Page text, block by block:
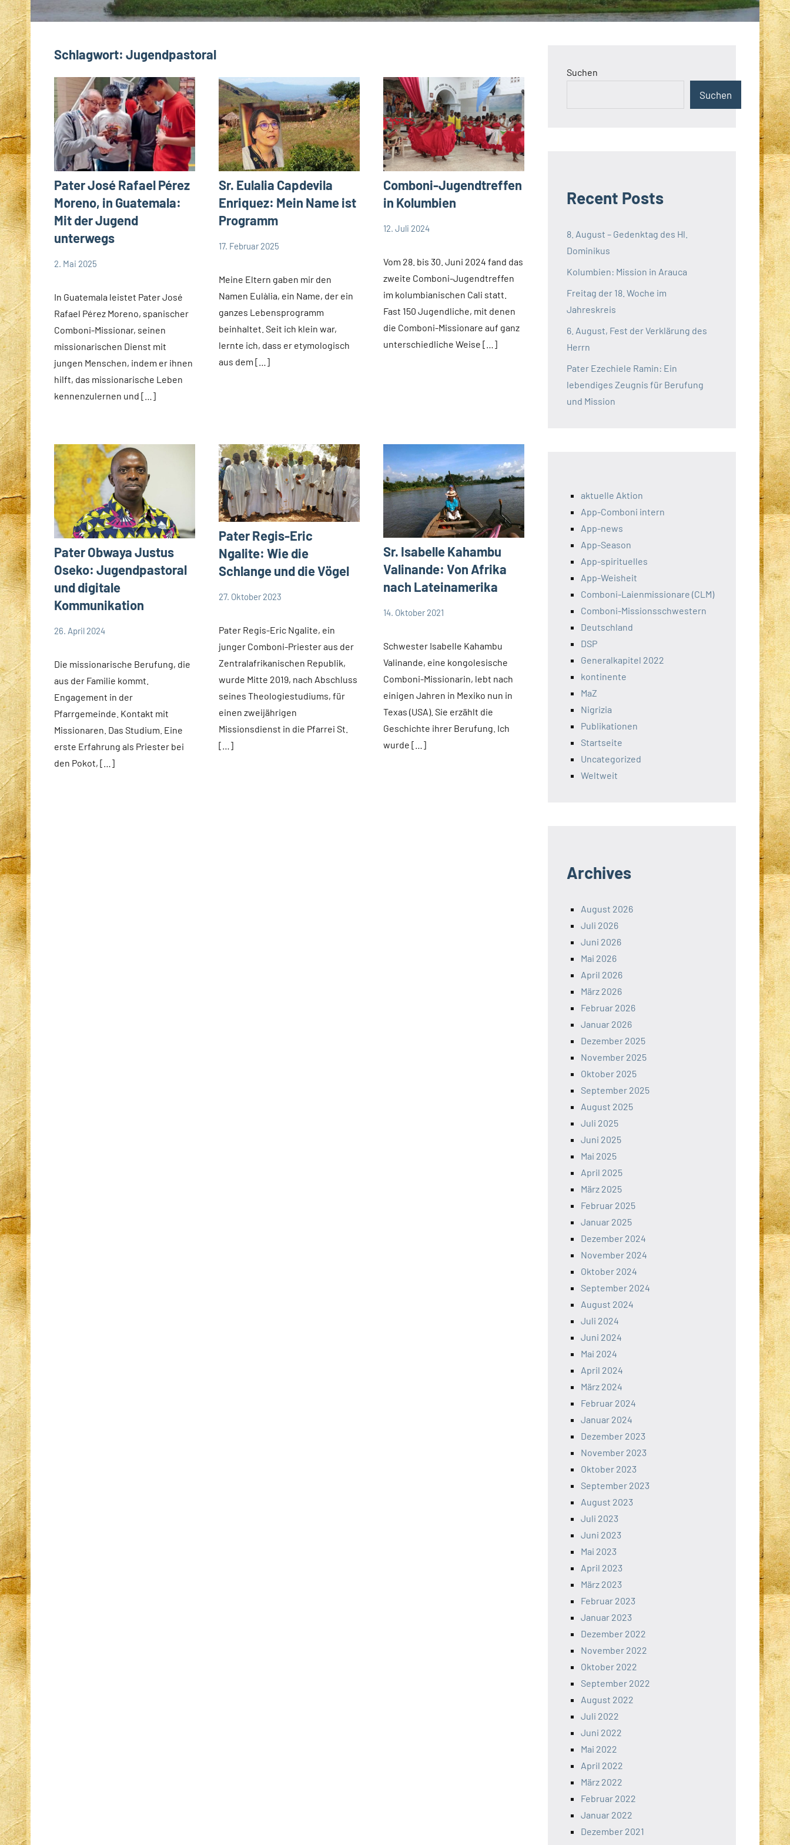
Schlagwort: Jugendpastoral
Pater José Rafael Pérez
Moreno, in Guatemala:
Mit der Jugend
unterwegs
2. Mai 2025
In Guatemala leistet Pater José
Rafael Pérez Moreno, spanischer
Comboni-Missionar, seinen
missionarischen Dienst mit
jungen Menschen, indem er ihnen
hilft, das missionarische Leben
kennenzulernen und […]
Sr. Eulalia Capdevila
Enriquez: Mein Name ist
Programm
17. Februar 2025
Meine Eltern gaben mir den
Namen Eulàlia, ein Name, der ein
ganzes Lebensprogramm
beinhaltet. Seit ich klein war,
lernte ich, dass er etymologisch
aus dem […]
Comboni-Jugendtreffen
in Kolumbien
12. Juli 2024
Vom 28. bis 30. Juni 2024 fand das
zweite Comboni-Jugendtreffen
im kolumbianischen Cali statt.
Fast 150 Jugendliche, mit denen
die Comboni-Missionare auf ganz
unterschiedliche Weise […]
Pater Obwaya Justus
Oseko: Jugendpastoral
und digitale
Kommunikation
26. April 2024
Andrea
Die missionarische Berufung, die
aus der Familie kommt.
Engagement in der
Pfarrgemeinde. Kontakt mit
Missionaren. Das Studium. Eine
erste Erfahrung als Priester bei
den Pokot, […]
Pater Regis-Eric
Ngalite: Wie die
Schlange und die Vögel
27. Oktober 2023
Pater Regis-Eric Ngalite, ein
junger Comboni-Priester aus der
Zentralafrikanischen Republik,
wurde Mitte 2019, nach Abschluss
seines Theologiestudiums, für
einen zweijährigen
Missionsdienst in die Pfarrei St.
[…]
Sr. Isabelle Kahambu
Valinande: Von Afrika
nach Lateinamerika
14. Oktober 2021
Schwester Isabelle Kahambu
Valinande, eine kongolesische
Comboni-Missionarin, lebt nach
einigen Jahren in Mexiko nun in
Texas (USA). Sie erzählt die
Geschichte ihrer Berufung. Ich
wurde […]
Suchen
Suchen
Recent Posts
8. August – Gedenktag des Hl.
Dominikus
Kolumbien: Mission in Arauca
Freitag der 18. Woche im
Jahreskreis
6. August, Fest der Verklärung des
Herrn
Pater Ezechiele Ramin: Ein
lebendiges Zeugnis für Berufung
und Mission
aktuelle Aktion
App-Comboni intern
App-news
App-Season
App-spirituelles
App-Weisheit
Comboni-Laienmissionare (CLM)
Comboni-Missionsschwestern
Deutschland
DSP
Generalkapitel 2022
kontinente
MaZ
Nigrizia
Publikationen
Startseite
Uncategorized
Weltweit
Archives
August 2026
Juli 2026
Juni 2026
Mai 2026
April 2026
März 2026
Februar 2026
Januar 2026
Dezember 2025
November 2025
Oktober 2025
September 2025
August 2025
Juli 2025
Juni 2025
Mai 2025
April 2025
März 2025
Februar 2025
Januar 2025
Dezember 2024
November 2024
Oktober 2024
September 2024
August 2024
Juli 2024
Juni 2024
Mai 2024
April 2024
März 2024
Februar 2024
Januar 2024
Dezember 2023
November 2023
Oktober 2023
September 2023
August 2023
Juli 2023
Juni 2023
Mai 2023
April 2023
März 2023
Februar 2023
Januar 2023
Dezember 2022
November 2022
Oktober 2022
September 2022
August 2022
Juli 2022
Juni 2022
Mai 2022
April 2022
März 2022
Februar 2022
Januar 2022
Dezember 2021